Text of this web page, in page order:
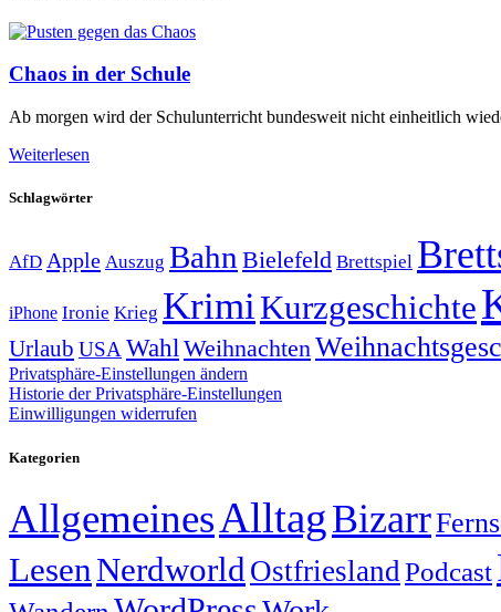
Chaos in der Schule
Ab morgen wird der Schulunterricht bundesweit nicht einheitlich
Weiterlesen
Schlagwörter
AfD Apple Auszug Bahn Bielefeld Brettspiel
iPhone Ironie Krieg KrimiKurzgeschichte
Urlaub USAWahlWeihnachten
Privatsphäre-Einstellungen ändern
Historie der Privatsphäre-Einstellungen
Einwilligungen widerrufen
Kategorien
AllgemeinesAlltagBizarr
Lesen Nerdworld Ostfriesland Podcast